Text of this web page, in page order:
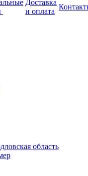
Доставка
и оплата
область